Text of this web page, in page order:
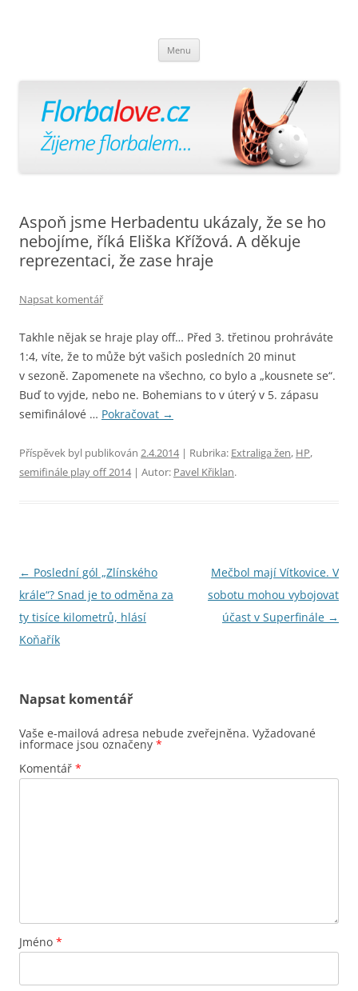
Menu
webu
Aspoň jsme Herbadentu ukázaly, že se ho
nebojíme, říká Eliška Křížová. A děkuje
reprezentaci, že zase hraje
Napsat komentář
Takhle nějak se hraje play off… Před 3. třetinou prohráváte
1:4, víte, že to může být vašich posledních 20 minut
v sezoně. Zapomenete na všechno, co bylo a „kousnete se“.
Buď to vyjde, nebo ne. Bohemians to v úterý v 5. zápasu
semifinálové … Pokračovat →
Příspěvek byl publikován 2.4.2014| Rubrika: Extraliga žen, HP,
semifinále play off 2014| Autor: Pavel Křiklan.
Navigace
pro
příspěvky
← Poslední gól „Zlínského
krále“? Snad je to odměna za
ty tisíce kilometrů, hlásí
Koňařík
Mečbol mají Vítkovice. V
sobotu mohou vybojovat
účast v Superfinále →
Napsat komentář
Vaše e-mailová adresa nebude zveřejněna. Vyžadované
informace jsou označeny *
Komentář *
Jméno *